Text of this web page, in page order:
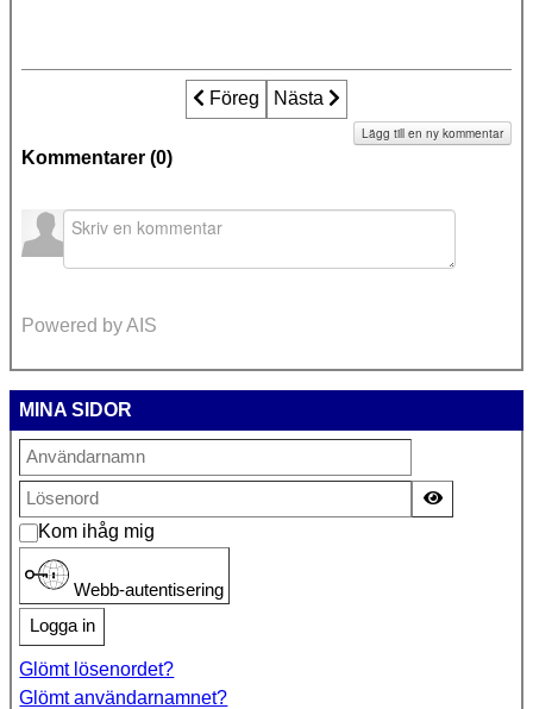
Föregående artikel: Tvångsadoption av
Föreg Nästa artikel:
Nästa
Kommentarer (0)
Lägg till en ny kommentar
Powered by AIS
MINA SIDOR
Kom ihåg mig
Webb-autentisering
Logga in
Glömt lösenordet?
Glömt användarnamnet?